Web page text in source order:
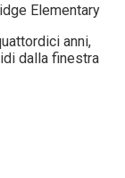
Elementary
anni,
dalla finestra